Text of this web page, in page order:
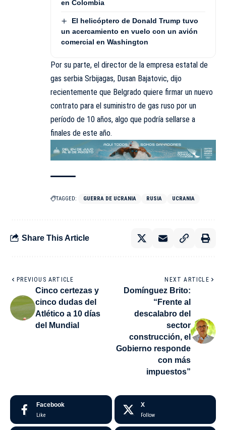
en Colombia
El helicóptero de Donald Trump tuvo
un acercamiento en vuelo con un avión
comercial en Washington
Por su parte, el director de la empresa estatal de
gas serbia Srbijagas, Dusan Bajatovic, dijo
recientemente que Belgrado quiere firmar un nuevo
contrato para el suministro de gas ruso por un
período de 10 años, algo que podría sellarse a
finales de este año.
TAGGED: GUERRA DE UCRANIA RUSIA UCRANIA
Share This Article
PREVIOUS ARTICLE
Cinco certezas y
cinco dudas del
Atlético a 10 días
del Mundial
NEXT ARTICLE
Domínguez Brito:
“Frente al
descalabro del
sector
construcción, el
Gobierno responde
con más
impuestos”
Facebook
Like
X
Follow